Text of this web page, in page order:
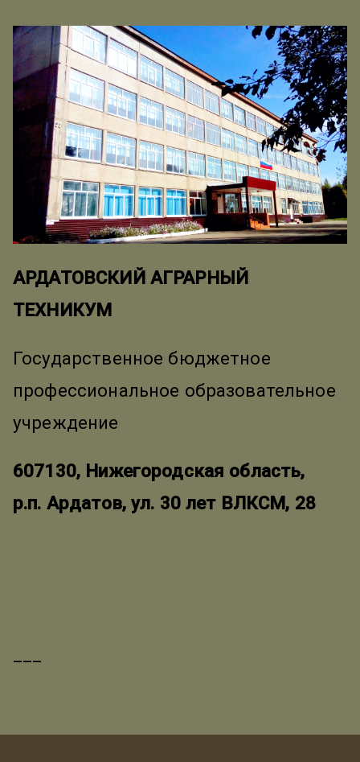
АРДАТОВСКИЙ АГРАРНЫЙ
ТЕХНИКУМ
Государственное бюджетное
профессиональное образовательное
учреждение
607130, Нижегородская область,
р.п. Ардатов, ул. 30 лет ВЛКСМ, 28